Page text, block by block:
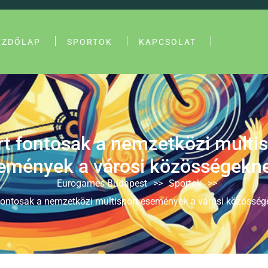
SPORTOK KAPCSOLAT
fontosak a nemzetközi
a városi
Eurogames Budapest >> Sportok >>
a nemzetközi multisport események a városi